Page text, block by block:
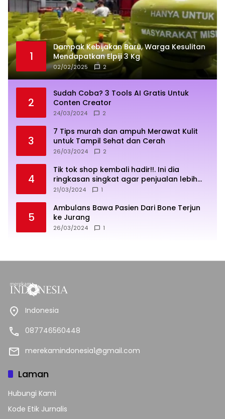
1
Dampak Kebijakan Baru, Warga Kesulitan
Mendapatkan Elpiji 3 Kg
02/02/2025 2
2
Sudah Coba? 3 Tools AI Gratis Untuk
Conten Creator
24/03/2024 2
3
7 Tips murah dan ampuh Merawat Kulit
untuk Tampil Sehat dan Cerah
26/03/2024 2
4
Tik tok shop kembali hadir!!. Ini dia
ringkasan singkat agar penjualan lebih
sukses
21/03/2024 1
5
Ambulans Bawa Pasien Dari Bone Terjun
ke Jurang
26/03/2024 1
Indonesia
087746560448
merekamindonesia1@gmail.com
Laman
Hubungi Kami
Kode Etik Jurnalis